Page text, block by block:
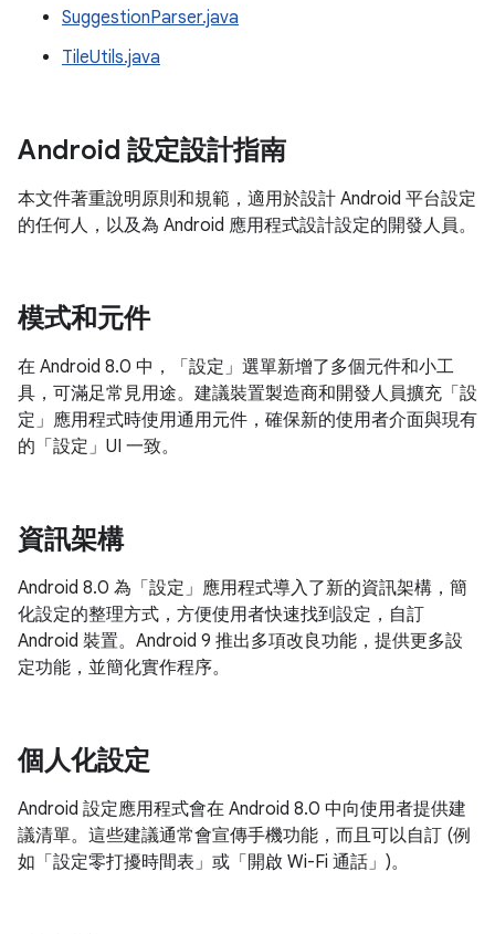
SuggestionParser.java
TileUtils.java
Android 設定設計指南
本文件著重說明原則和規範，適用於設計 Android 平台設定
的任何人，以及為 Android 應用程式設計設定的開發人員。
模式和元件
在 Android 8.0 中，「設定」選單新增了多個元件和小工
具，可滿足常見用途。建議裝置製造商和開發人員擴充「設
定」應用程式時使用通用元件，確保新的使用者介面與現有
的「設定」UI 一致。
資訊架構
Android 8.0 為「設定」應用程式導入了新的資訊架構，簡
化設定的整理方式，方便使用者快速找到設定，自訂
Android 裝置。Android 9 推出多項改良功能，提供更多設
定功能，並簡化實作程序。
個人化設定
Android 設定應用程式會在 Android 8.0 中向使用者提供建
議清單。這些建議通常會宣傳手機功能，而且可以自訂 (例
如「設定零打擾時間表」或「開啟 Wi-Fi 通話」)。